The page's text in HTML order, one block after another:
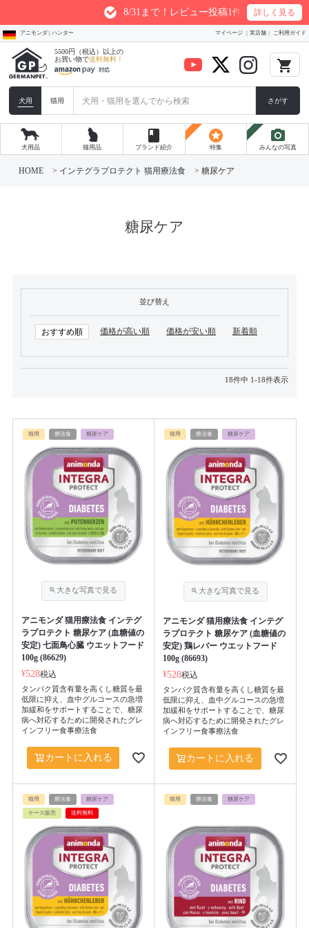
8/31まで！レビュー投稿1件につき最大200ptプレ
詳しく見る
アニモンダ | ハンター マイページ 実店舗 ご利用ガイド
5500円（税込）以上の
お買い物で送料無料！ local_grocery_store
犬用 猫用 さがす
犬用品 猫用品
book
ブランド紹介
stars
特集
photo_camera
みんなの写真
HOME インテグラプロテクト 猫用療法食 糖尿ケア
糖尿ケア
並び替え
おすすめ順 価格が高い順 価格が安い順 新着順
18件中 1-18件表示
猫用 療法食 糖尿ケア
アニモンダ 猫用療法食 インテグ
ラプロテクト 糖尿ケア (血糖値の
安定) 七面鳥心臓 ウエットフード
100g (86629)
¥528税込
タンパク質含有量を高くし糖質を最
低限に抑え、血中グルコースの急増
加緩和をサポートすることで、糖尿
病へ対応するために開発されたグレ
インフリー食事療法食
カートに入れる
猫用 療法食 糖尿ケア
アニモンダ 猫用療法食 インテグ
ラプロテクト 糖尿ケア (血糖値の
安定) 鶏レバー ウエットフード
100g (86693)
¥528税込
タンパク質含有量を高くし糖質を最
低限に抑え、血中グルコースの急増
加緩和をサポートすることで、糖尿
病へ対応するために開発されたグレ
インフリー食事療法食
カートに入れる
猫用 療法食 糖尿ケア
ケース販売 送料無料
猫用 療法食 糖尿ケア